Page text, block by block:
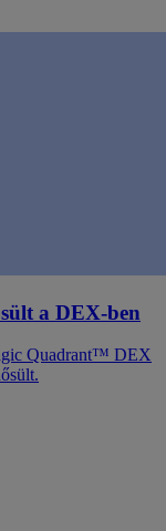
a DEX-ben
Quadrant™ DEX